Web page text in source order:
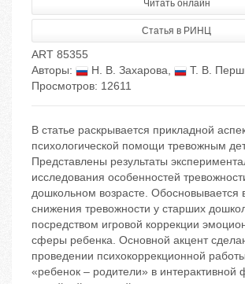
Читать онлайн
Статья в РИНЦ
ART 85355
Авторы:
Н. В. Захарова,
Т. В.
Просмотров: 12611
В статье раскрывается прикладной
психологической помощи тревожным
Представлены результаты
исследования особенностей
дошкольном возрасте. Обосновывается
снижения тревожности у старших
посредством игровой коррекции
сферы ребенка. Основной акцент
проведении психокоррекционной
«ребенок – родители» в интерактивной